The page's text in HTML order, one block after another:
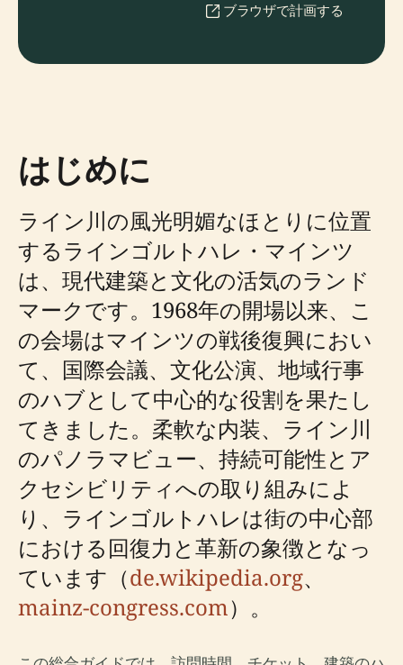
ブラウザで計画する
はじめに
ライン川の風光明媚なほとりに位置
するラインゴルトハレ・マインツ
は、現代建築と文化の活気のランド
マークです。1968年の開場以来、こ
の会場はマインツの戦後復興におい
て、国際会議、文化公演、地域行事
のハブとして中心的な役割を果たし
てきました。柔軟な内装、ライン川
のパノラマビュー、持続可能性とア
クセシビリティへの取り組みによ
り、ラインゴルトハレは街の中心部
における回復力と革新の象徴となっ
ています（de.wikipedia.org、
mainz-congress.com）。